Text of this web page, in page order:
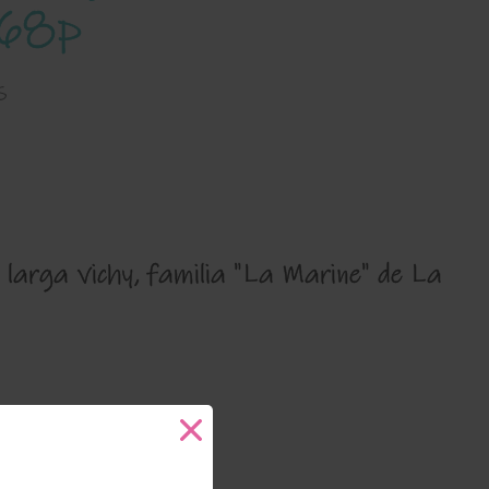
larga vichy, familia "La Marine" de La